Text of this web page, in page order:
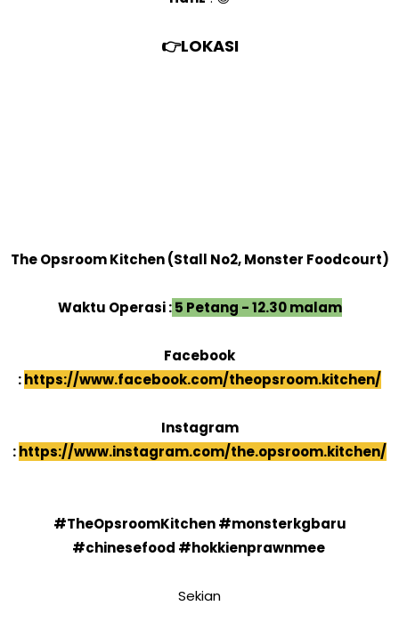
👉LOKASI
The Opsroom Kitchen (Stall No2, Monster Foodcourt)
Waktu Operasi :5 Petang - 12.30 malam
Facebook
:https://www.facebook.com/theopsroom.kitchen/
Instagram
:https://www.instagram.com/the.opsroom.kitchen/
#TheOpsroomKitchen #monsterkgbaru
#chinesefood #hokkienprawnmee
Sekian